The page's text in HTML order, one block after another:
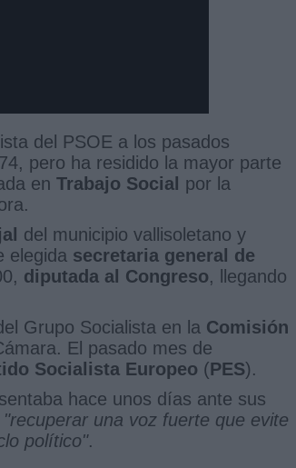
del PSOE a los pasados
pero ha residido la mayor parte
en Trabajo Social por la
del municipio vallisoletano y
elegida secretaria general de
diputada al Congreso, llegando
Grupo Socialista en la Comisión
El pasado mes de
Socialista Europeo (PES).
hace unos días ante sus
"recuperar una voz fuerte que evite
político".